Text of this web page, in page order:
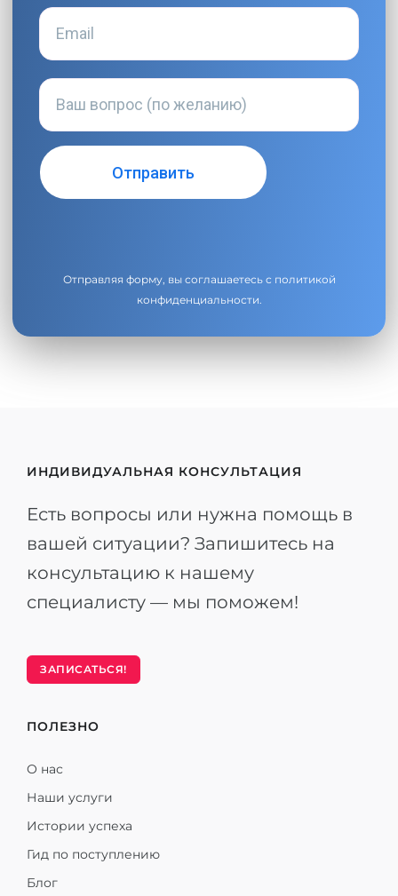
Отправляя форму, вы соглашаетесь с политикой
конфиденциальности.
ИНДИВИДУАЛЬНАЯ КОНСУЛЬТАЦИЯ
Есть вопросы или нужна помощь в
вашей ситуации? Запишитесь на
консультацию к нашему
специалисту — мы поможем!
ЗАПИСАТЬСЯ!
ПОЛЕЗНО
О нас
Наши услуги
Истории успеха
Гид по поступлению
Блог